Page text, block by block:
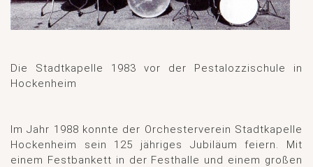
Die Stadtkapelle 1983 vor der Pestalozzischule in
Hockenheim
Im Jahr 1988 konnte der Orchesterverein Stadtkapelle
Hockenheim sein 125 jähriges Jubiläum feiern. Mit
einem Festbankett in der Festhalle und einem großen